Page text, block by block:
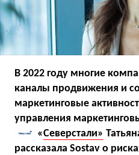
В 2022 году многие
каналы продвижения и
маркетинговые
управления
«Северстали»
рассказала Sostav о